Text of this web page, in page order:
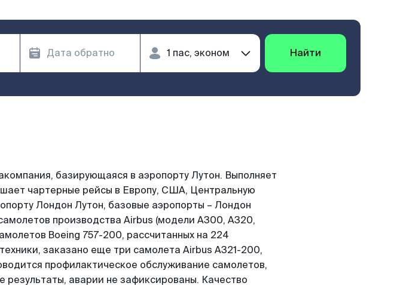
Найти
базирующаяся в аэропорту Лутон. Выполняет
чартерные рейсы в Европу, США, Центральную
Лондон Лутон, базовые аэропорты – Лондон
производства Airbus (модели A300, A320,
Boeing 757-200, рассчитанных на 224
заказано еще три самолета Airbus A321-200,
профилактическое обслуживание самолетов,
аварии не зафиксированы. Качество